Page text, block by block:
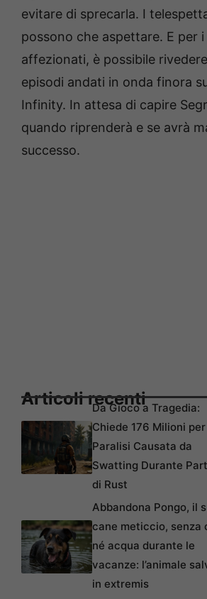
evitare di sprecarla. I
possono che aspettare. E per i
affezionati, è possibile
episodi andati in onda finora
Infinity. In attesa di capire
quando riprenderà e se avrà
successo.
Articoli recentiDa Gioco a Tragedia:
Chiede 176 Milioni per
Paralisi Causata da
Swatting Durante
di Rust
Abbandona Pongo, il
cane meticcio, senza
né acqua durante le
vacanze: l’animale
in extremis